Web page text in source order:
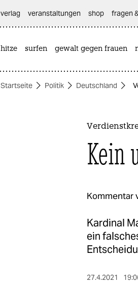
themen
verlag
veranstaltungen shop fragen
hitze surfen gewalt gegen frauen
Startseite Politik Deutschland
Kein
Kommentar
Kardinal
ein
27.4.2021